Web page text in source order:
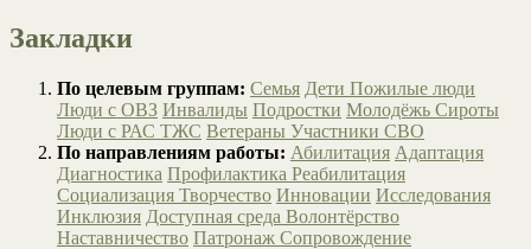
Закладки
По целевым группам: Семья Дети Пожилые люди
Люди с ОВЗ Инвалиды Подростки Молодёжь Сироты
Люди с РАС ТЖС Ветераны Участники СВО
По направлениям работы: Абилитация Адаптация
Диагностика Профилактика Реабилитация
Социализация Творчество Инновации Исследования
Инклюзия Доступная среда Волонтёрство
Наставничество Патронаж Сопровождение